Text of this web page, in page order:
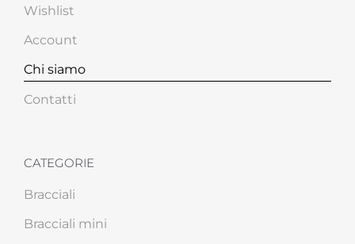
Wishlist
Account
Chi siamo
Contatti
CATEGORIE
Bracciali
Bracciali mini